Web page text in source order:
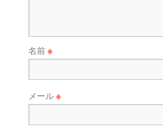
名前※
メール※